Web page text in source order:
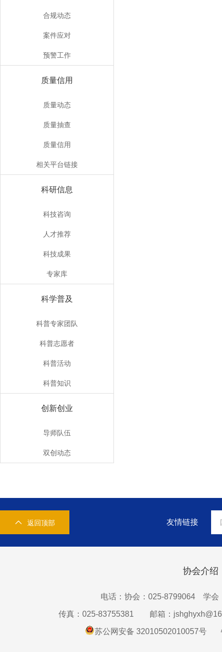
合规动态
案件应对
预警工作
质量信用
质量动态
质量抽查
质量信用
相关平台链接
科研信息
科技咨询
人才推荐
科技成果
专家库
科学普及
科普专家团队
科普志愿者
科普活动
科普知识
创新创业
导师队伍
双创动态
返回顶部 友情链接
协会介绍
电话：协会：025-8799064 学会
传真：025-83755381 邮箱：
苏公网安备 32010502010057号